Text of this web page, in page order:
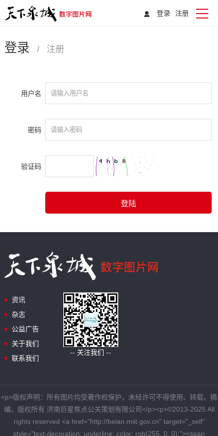
登录 注册
登录 / 注册
用户名
密码
验证码
资讯
杂志
公益广告
关于我们
联系我们
-- 关注我们 --
<p>版权声明：所有图片均受著作权保护，未经许可不得使用、转载、摘
编。版权所有 济南巨星焦点公关策划有限公司</p><p>©2013-2025 All
rights reserved <a href="http://beian.miit.gov.cn" target="_self"
style="text-decoration: underline; color: rgb(255, 0, 0);"><span